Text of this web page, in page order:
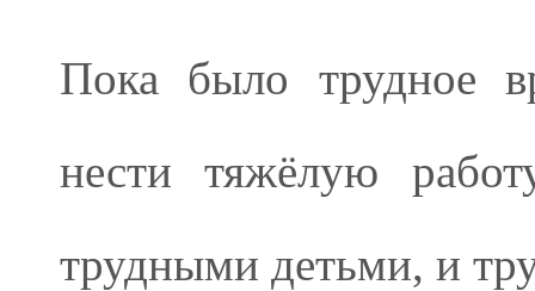
Пока было трудное
нести тяжёлую
трудными детьми, и